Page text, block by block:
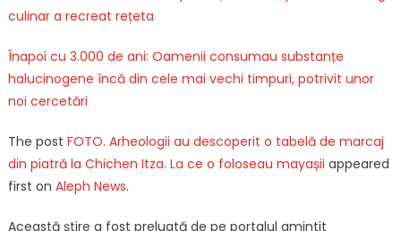
culinar a recreat rețeta
Înapoi cu 3.000 de ani: Oamenii consumau substanțe
halucinogene încă din cele mai vechi timpuri, potrivit unor
noi cercetări
The post FOTO. Arheologii au descoperit o tabelă de marcaj
din piatră la Chichen Itza. La ce o foloseau mayașii appeared
first on Aleph News.
Această știre a fost preluată de pe portalul amintit